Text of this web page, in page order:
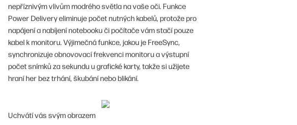
nepříznivým vlivům modrého světla na vaše oči. Funkce
Power Delivery eliminuje počet nutných kabelů, protože pro
napájení a nabíjení notebooku či počítače vám stačí pouze
kabel k monitoru. Výjimečná funkce, jakou je FreeSync,
synchronizuje obnovovací frekvenci monitoru a výstupní
počet snímků za sekundu u grafické karty, takže si užijete
hraní her bez trhání, škubání nebo blikání.
Uchvátí vás svým obrazem